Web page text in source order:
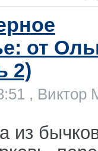
от
2)
, Виктор
из